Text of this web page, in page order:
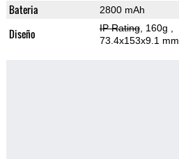
Bateria 2800 mAh
Diseño IP Rating, 160g
73.4x153x9.1 mm